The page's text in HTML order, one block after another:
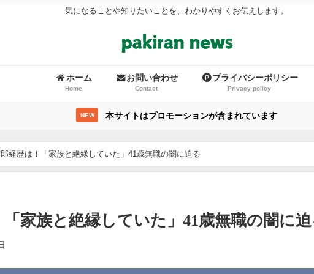
気になることや知りたいことを、わかりやすくお伝えします。
ホーム
Home
お問い合わせ
Contact
プライバシーポリシー
Privacy policy
NEW 本サイトはプロモーションが含まれています
経歴は！「家族と絶縁していた」41歳無職の闇に迫る
家族と絶縁していた」41歳無職の闇に